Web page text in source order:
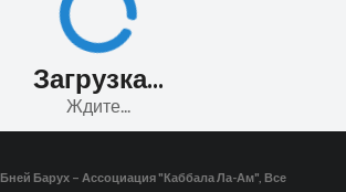
Загрузка...
Ждите...
Бней Барух – Ассоциация "Каббала Ла-Ам", Все